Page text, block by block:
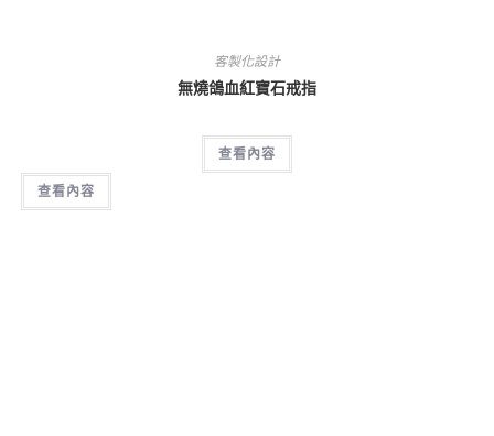
客製化設計
無燒鴿血紅寶石戒指
查看內容
查看內容